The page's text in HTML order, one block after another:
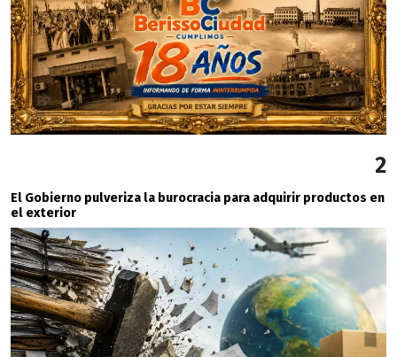
2
El Gobierno pulveriza la burocracia para adquirir productos en
el exterior